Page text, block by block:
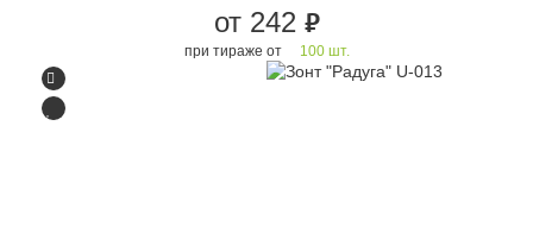
от 242 руб.
при тираже от 100 шт.